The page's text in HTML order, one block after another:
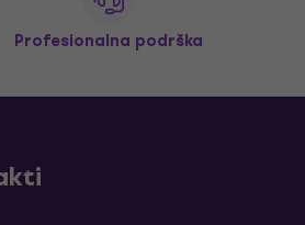
Profesionalna podrška